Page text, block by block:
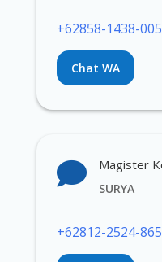
‪+62858-1438-
Chat WA
 Magister
SURYA
+62812-2524-